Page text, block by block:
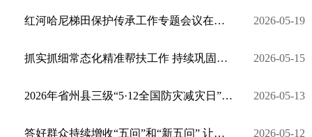
红河哈尼梯田保护传承工作专题会议在元阳县召开 2026-05-19
抓实抓细常态化精准帮扶工作 持续巩固拓展脱贫攻坚成果 2026-05-15
2026年省州县三级“5·12全国防灾减灾日”暨集中宣传咨询日活动在建水举行 2026-05-13
答好群众持续增收“五问”和“新五问” 让红河州群众的腰包更鼓底气更足生活更好 2026-05-12